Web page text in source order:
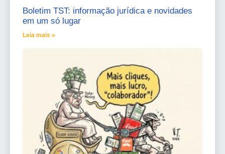
Boletim TST: informação jurídica e novidades
em um só lugar
Leia mais »